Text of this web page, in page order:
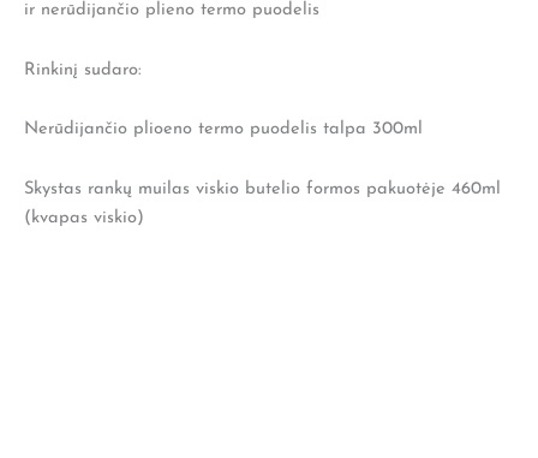
ir nerūdijančio plieno termo puodelis
Rinkinį sudaro:
Nerūdijančio plioeno termo puodelis talpa 300ml
Skystas rankų muilas viskio butelio formos pakuotėje 460ml
(kvapas viskio)